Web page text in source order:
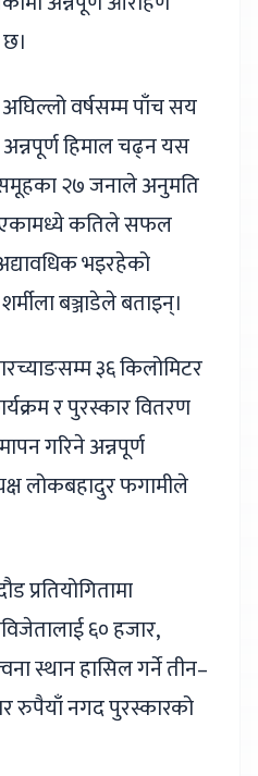
वर्षसम्म पाँच सय
हिमाल चढ्न यस
२७ जनाले अनुमति
कतिले सफल
भइरहेको
बञ्जाडेले बताइन्।
३६ किलोमिटर
र पुरस्कार वितरण
गरिने अन्नपूर्ण
लोकबहादुर फगामीले
प्रतियोगितामा
६० हजार,
स्थान हासिल गर्ने तीन–
रुपैयाँ नगद पुरस्कारको